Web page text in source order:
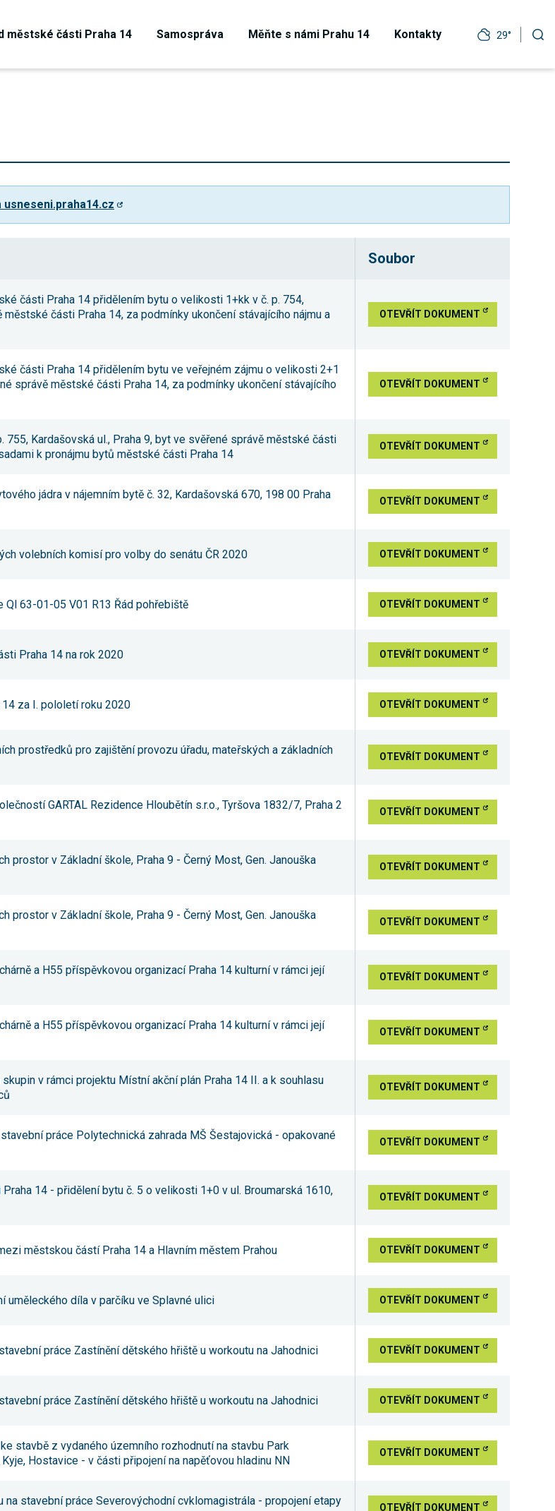
městské části Praha 14 Samospráva Měňte s námi Prahu 14 Kontakty 29°
usneseni.praha14.cz
Soubor
části Praha 14 přidělením bytu o velikosti 1+kk v č. p. 754,
části Praha 14, za podmínky ukončení stávajícího nájmu a
OTEVŘÍT DOKUMENT
části Praha 14 přidělením bytu ve veřejném zájmu o velikosti 2+1
správě městské části Praha 14, za podmínky ukončení stávajícího
OTEVŘÍT DOKUMENT
Kardašovská ul., Praha 9, byt ve svěřené správě městské části
k pronájmu bytů městské části Praha 14
OTEVŘÍT DOKUMENT
jádra v nájemním bytě č. 32, Kardašovská 670, 198 00 Praha
OTEVŘÍT DOKUMENT
volebních komisí pro volby do senátu ČR 2020 OTEVŘÍT DOKUMENT
Ql 63-01-05 V01 R13 Řád pohřebiště OTEVŘÍT DOKUMENT
Praha 14 na rok 2020 OTEVŘÍT DOKUMENT
za I. pololetí roku 2020 OTEVŘÍT DOKUMENT
prostředků pro zajištění provozu úřadu, mateřských a základních
OTEVŘÍT DOKUMENT
GARTAL Rezidence Hloubětín s.r.o., Tyršova 1832/7, Praha 2
OTEVŘÍT DOKUMENT
prostor v Základní škole, Praha 9 - Černý Most, Gen. Janouška
OTEVŘÍT DOKUMENT
prostor v Základní škole, Praha 9 - Černý Most, Gen. Janouška
OTEVŘÍT DOKUMENT
a H55 příspěvkovou organizací Praha 14 kulturní v rámci její
OTEVŘÍT DOKUMENT
a H55 příspěvkovou organizací Praha 14 kulturní v rámci její
OTEVŘÍT DOKUMENT
v rámci projektu Místní akční plán Praha 14 II. a k souhlasu
OTEVŘÍT DOKUMENT
práce Polytechnická zahrada MŠ Šestajovická - opakované
OTEVŘÍT DOKUMENT
14 - přidělení bytu č. 5 o velikosti 1+0 v ul. Broumarská 1610,
OTEVŘÍT DOKUMENT
městskou částí Praha 14 a Hlavním městem Prahou OTEVŘÍT DOKUMENT
díla v parčíku ve Splavné ulici OTEVŘÍT DOKUMENT
práce Zastínění dětského hřiště u workoutu na Jahodnici OTEVŘÍT DOKUMENT
práce Zastínění dětského hřiště u workoutu na Jahodnici OTEVŘÍT DOKUMENT
stavbě z vydaného územního rozhodnutí na stavbu Park
Hostavice - v části připojení na napěťovou hladinu NN
OTEVŘÍT DOKUMENT
stavební práce Severovýchodní cvklomagistrála - propojení etapy
OTEVŘÍT DOKUMENT
Technické
cookies jsou
funkcí, které
nabízí.
cookies na
našem webu.
Z tohoto
cookies
aktivovány.
Analytické
cookies
měření
reklamních
kampaní.
počet návštěv
a zdroje
stránek. Data
získaná
souhrnně,
bez použití
uživatelé
našeho webu.
analytických
možnost
opatření.
soubory cookie
abychom
přizpůsobili naše
Reklamní cookies
vhodné obsahy
třetích subjektů.
zájmech, tak zvané
pseudonymizované
profily. Na základě
možná